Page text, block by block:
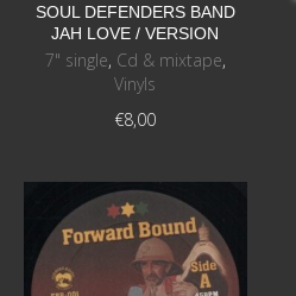
SOUL DEFENDERS BAND
JAH LOVE / VERSION
7" single, Cd & mixtape,
Vinyls
€8,00